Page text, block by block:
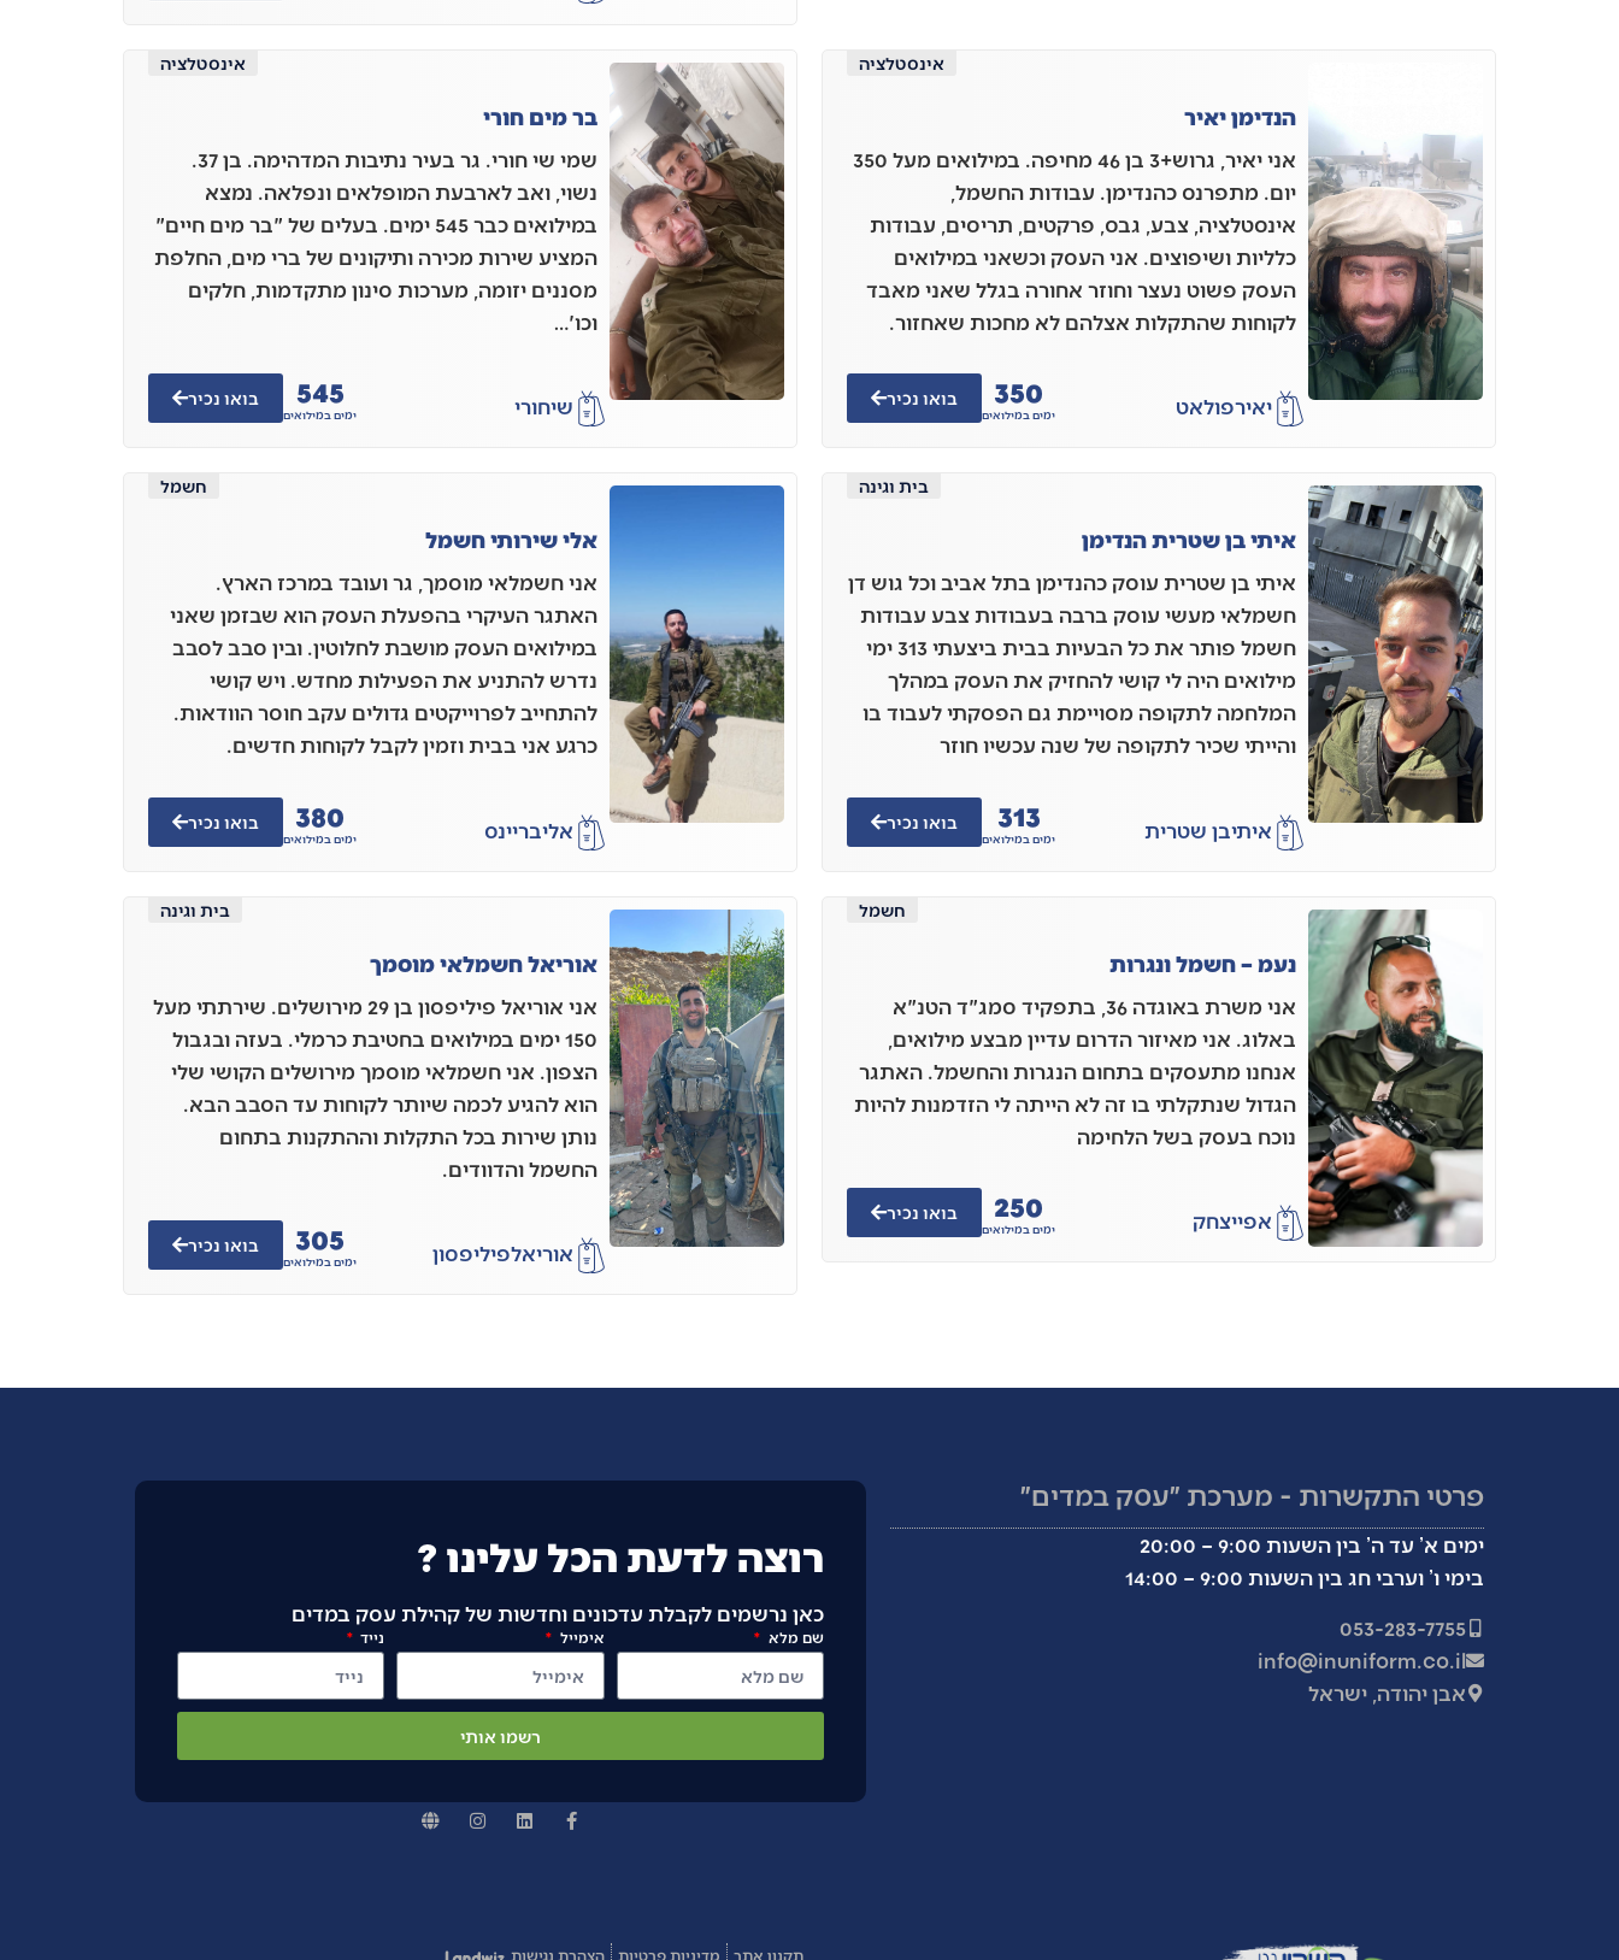
אינסטלציה
הנדימן יאיר
אני יאיר, גרוש+3 בן 46 מחיפה. במילואים מעל 350
יום. מתפרנס כהנדימן. עבודות החשמל,
אינסטלציה, צבע, גבס, פרקטים, תריסים, עבודות
כלליות ושיפוצים. אני העסק וכשאני במילואים
העסק פשוט נעצר וחוזר אחורה בגלל שאני מאבד
לקוחות שהתקלות אצלהם לא מחכות שאחזור.
יאירפולאט ימים במילואים
350 בואו נכיר
אינסטלציה
בר מים חורי
שמי שי חורי. גר בעיר נתיבות המדהימה. בן 37.
נשוי, ואב לארבעת המופלאים ונפלאה. נמצא
במילואים כבר 545 ימים. בעלים של "בר מים חיים"
המציע שירות מכירה ותיקונים של ברי מים, החלפת
מסננים יזומה, מערכות סינון מתקדמות, חלקים
וכו'…
שיחורי ימים במילואים
545 בואו נכיר
בית וגינה
איתי בן שטרית הנדימן
איתי בן שטרית עוסק כהנדימן בתל אביב וכל גוש דן
חשמלאי מעשי עוסק ברבה בעבודות צבע עבודות
חשמל פותר את כל הבעיות בבית ביצעתי 313 ימי
מילואים היה לי קושי להחזיק את העסק במהלך
המלחמה לתקופה מסויימת גם הפסקתי לעבוד בו
והייתי שכיר לתקופה של שנה עכשיו חוזר
איתיבן שטרית ימים במילואים
313 בואו נכיר
חשמל
אלי שירותי חשמל
אני חשמלאי מוסמך, גר ועובד במרכז הארץ.
האתגר העיקרי בהפעלת העסק הוא שבזמן שאני
במילואים העסק מושבת לחלוטין. ובין סבב לסבב
נדרש להתניע את הפעילות מחדש. ויש קושי
להתחייב לפרוייקטים גדולים עקב חוסר הוודאות.
כרגע אני בבית וזמין לקבל לקוחות חדשים.
אליבריינס ימים במילואים
380 בואו נכיר
חשמל
נעמ – חשמל ונגרות
אני משרת באוגדה 36, בתפקיד סמג"ד הטנ"א
באלוג. אני מאיזור הדרום עדיין מבצע מילואים,
אנחנו מתעסקים בתחום הנגרות והחשמל. האתגר
הגדול שנתקלתי בו זה לא הייתה לי הזדמנות להיות
נוכח בעסק בשל הלחימה
אפייצחק ימים במילואים
250 בואו נכיר
בית וגינה
אוריאל חשמלאי מוסמך
אני אוריאל פיליפסון בן 29 מירושלים. שירתתי מעל
150 ימים במילואים בחטיבת כרמלי. בעזה ובגבול
הצפון. אני חשמלאי מוסמך מירושלים הקושי שלי
הוא להגיע לכמה שיותר לקוחות עד הסבב הבא.
נותן שירות בכל התקלות וההתקנות בתחום
החשמל והדוודים.
אוריאלפיליפסון ימים במילואים
305 בואו נכיר
פרטי התקשרות - מערכת ״עסק במדים״
ימים א’ עד ה’ בין השעות 9:00 – 20:00
בימי ו’ וערבי חג בין השעות 9:00 – 14:00
053-283-7755
info@inuniform.co.il
אבן יהודה, ישראל
רוצה לדעת הכל עלינו ?
כאן נרשמים לקבלת עדכונים וחדשות של קהילת עסק במדים
שם מלא אימייל נייד
רשמו אותי
תקנון אתר מדיניות פרטיות הצהרת נגישות